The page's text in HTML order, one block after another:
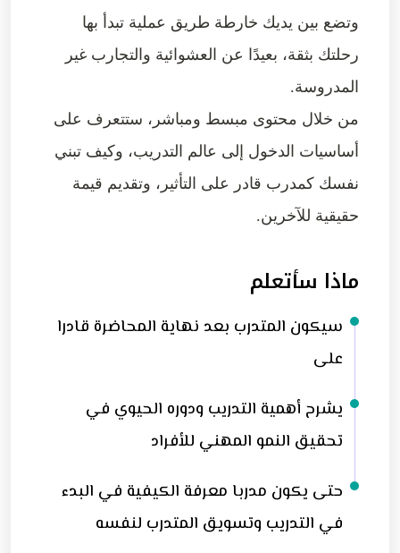
وتضع بين يديك خارطة طريق عملية تبدأ بها
رحلتك بثقة، بعيدًا عن العشوائية والتجارب غير
المدروسة.
من خلال محتوى مبسط ومباشر، ستتعرف على
أساسيات الدخول إلى عالم التدريب، وكيف تبني
نفسك كمدرب قادر على التأثير، وتقديم قيمة
حقيقية للآخرين.
ماذا سأتعلم
سيكون المتدرب بعد نهاية المحاضرة قادرا
على
يشرح أهمية التدريب ودوره الحيوي في
تحقيق النمو المهني للأفراد
حتى يكون مدربا معرفة الكيفية في البدء
في التدريب وتسويق المتدرب لنفسه